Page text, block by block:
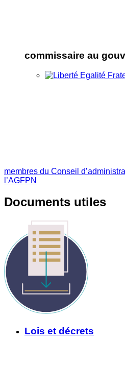
commissaire au
membres du Conseil
l’AGFPN
Documents utiles
Lois et décrets